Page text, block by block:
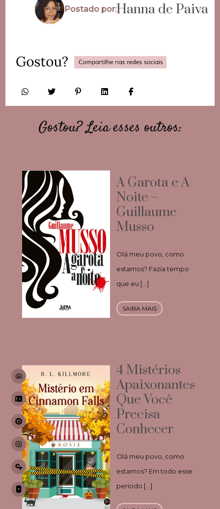
Postado por:Hanna de Paiva
Gostou? Leia esses outros:
A Garota e A
Noite –
Guillaume
Musso
Olá meu povo, como
estamos? Fazia tempo
que eu […]
SAIBA MAIS
4 Mistérios
Apaixonantes
Que Você
Precisa
Conhecer
Olá meu povo, como
estamos? Em todo esse
período […]